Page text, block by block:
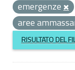
emergenze
aree
RISULTATO DEL